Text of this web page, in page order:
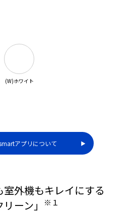
(W)ホワイト
アプリについて ▶︎
外機もキレイにする
ーン」
※１